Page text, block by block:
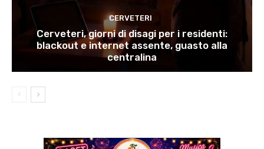
CERVETERI
Cerveteri, giorni di disagi per i residenti:
blackout e internet assente, guasto alla
centralina